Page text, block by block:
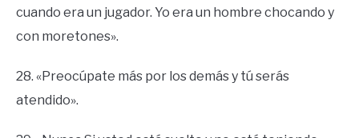
cuando era un jugador. Yo era un hombre chocando y
con moretones».
28. «Preocúpate más por los demás y tú serás
atendido».